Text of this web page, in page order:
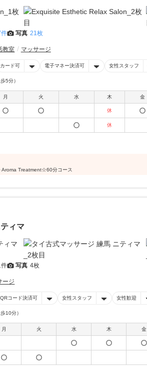
写真 21枚
教室 マッサージ
カード可 電子マネー決済可 女性スタッフ
5分）
月
火 水 木 金
休
休
Aroma Treatment☆60分コース
ィマ
件 写真 4枚
ージ
QRコード決済可 女性スタッフ 女性歓迎
10分）
月
火 水 木 金